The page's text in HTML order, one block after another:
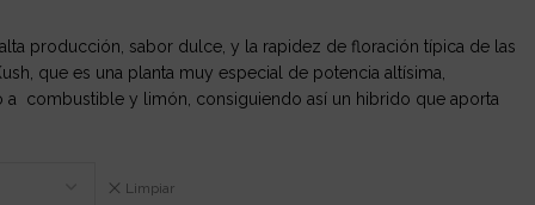
producción, sabor dulce, y la rapidez de floración típica de las
que es una planta muy especial de potencia altísima,
combustible y limón, consiguiendo así un hibrido que aporta
Limpiar